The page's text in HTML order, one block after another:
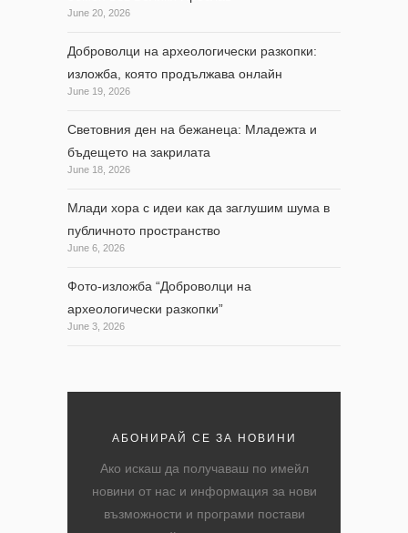
June 20, 2026
Доброволци на археологически разкопки:
изложба, която продължава онлайн
June 19, 2026
Световния ден на бежанеца: Младежта и
бъдещето на закрилата
June 18, 2026
Млади хора с идеи как да заглушим шума в
публичното пространство
June 6, 2026
Фото-изложба “Доброволци на
археологически разкопки”
June 3, 2026
АБОНИРАЙ СЕ ЗА НОВИНИ
Ако искаш да получаваш по имейл
новини от нас и информация за нови
възможности и програми постави